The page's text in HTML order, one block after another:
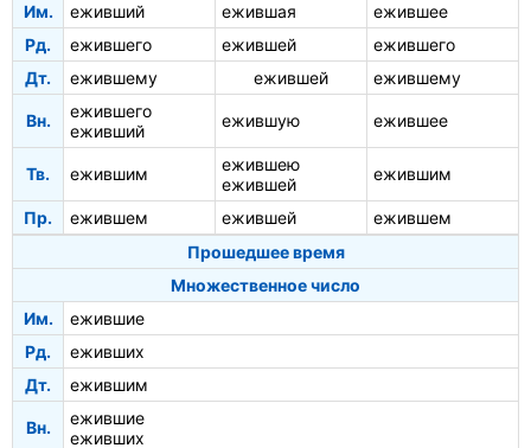
Им.
еживший ежившая
ежившее
Рд.
ежившего ежившей
ежившего
Дт.
ежившему ежившей ежившему
Вн.
ежившего
еживший
ежившую ежившее
Тв. ежившим
ежившею
ежившей
ежившим
Пр. ежившем ежившей
ежившем
Прошедшее время
Множественное число
Им.
ежившие
Рд.
еживших
Дт.
ежившим
Вн.
ежившие
еживших